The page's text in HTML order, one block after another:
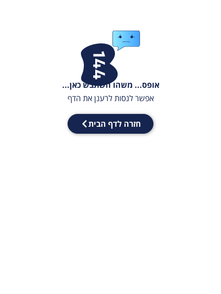
אופס... משהו השתבש כאן...
אפשר לנסות לרענן את הדף
חזרה לדף הבית